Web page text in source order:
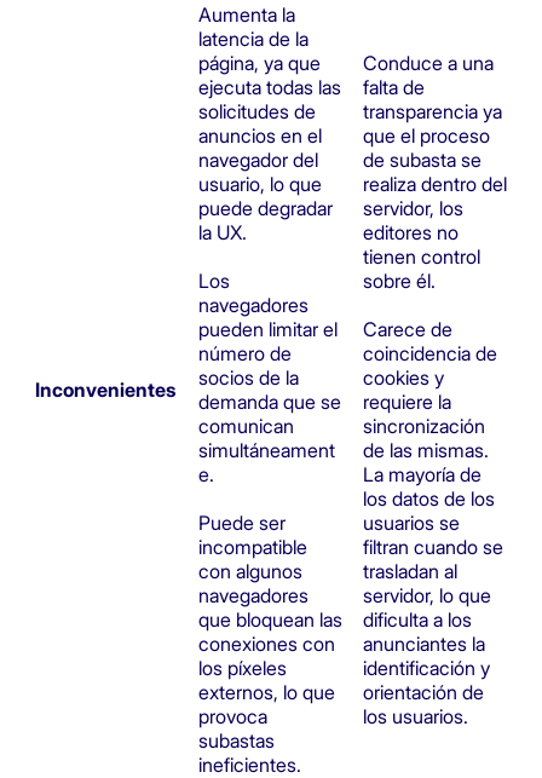
Inconvenientes
Aumenta la
latencia de la
página, ya que
ejecuta todas las
solicitudes de
anuncios en el
navegador del
usuario, lo que
puede degradar
la UX.
Los
navegadores
pueden limitar el
número de
socios de la
demanda que se
comunican
simultáneament
e.
Puede ser
incompatible
con algunos
navegadores
que bloquean las
conexiones con
los píxeles
externos, lo que
provoca
subastas
ineficientes.
Conduce a una
falta de
transparencia ya
que el proceso
de subasta se
realiza dentro del
servidor, los
editores no
tienen control
sobre él.
Carece de
coincidencia de
cookies y
requiere la
sincronización
de las mismas.
La mayoría de
los datos de los
usuarios se
filtran cuando se
trasladan al
servidor, lo que
dificulta a los
anunciantes la
identificación y
orientación de
los usuarios.